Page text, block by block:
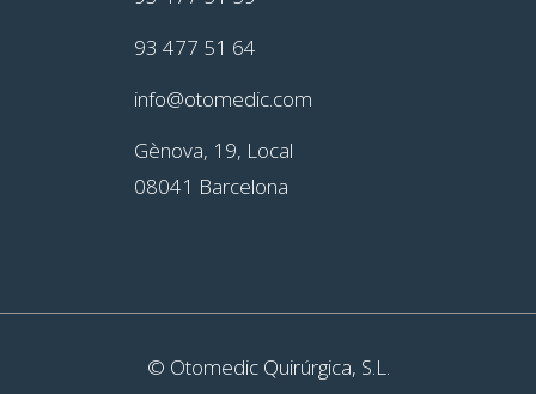
93 477 51 64
info@otomedic.com
Gènova, 19, Local
08041 Barcelona
© Otomedic Quirúrgica, S.L.